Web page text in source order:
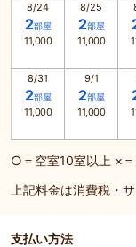
8/24
2部屋
11,000
8/25
2部屋
11,000
8/31
2部屋
11,000
9/1
2部屋
11,000
○＝空室10室以上 ×
上記料金は消費税・
支払い方法